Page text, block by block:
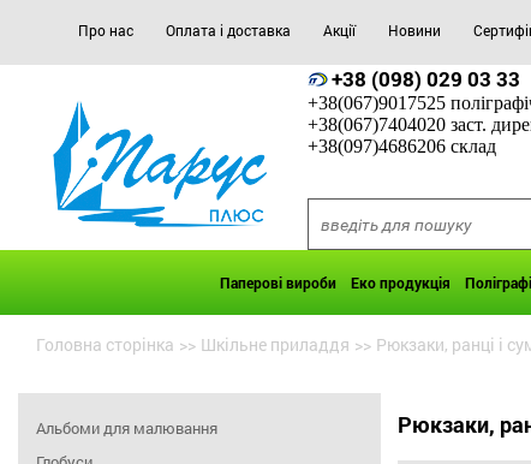
Про нас Оплата і доставка Акції Новини
+38 (098) 029 03 33
+38(067)9017525
+38(067)7404020 заст.
+38(097)4686206 склад
Паперові вироби Еко продукція
Головна сторінка >> Шкільне приладдя >> Рюкзаки, ранці і
Альбоми для малювання
Рюкзаки,